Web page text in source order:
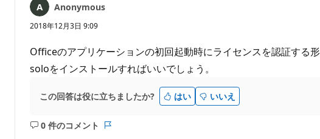
あ
り
せ
ん
Anonymous
2018年12月3日 9:09
Officeのアプリケーションの初回起動時にライセンスを認証する
soloをインストールすればいいでしょう。
この回答は役に立ちましたか? はい いいえ
0 件のコメント
コ